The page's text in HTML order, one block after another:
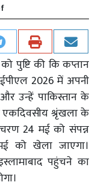
पुष्टि की कि कप्तान
2026 में अपनी
और उन्हें पाकिस्तान के
श्रृंखला के
24 मई को संपन्न
को खेला जाएगा।
पहुंचने का